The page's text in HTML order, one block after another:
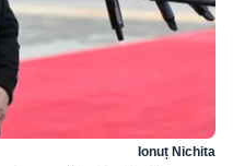
Ionuț Nichita